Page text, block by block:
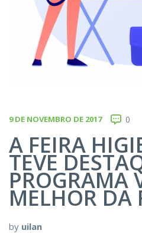
9 DE NOVEMBRO DE 2017 0
A FEIRA
TEVE
PROGRAMA
MELHOR DA
by uilan